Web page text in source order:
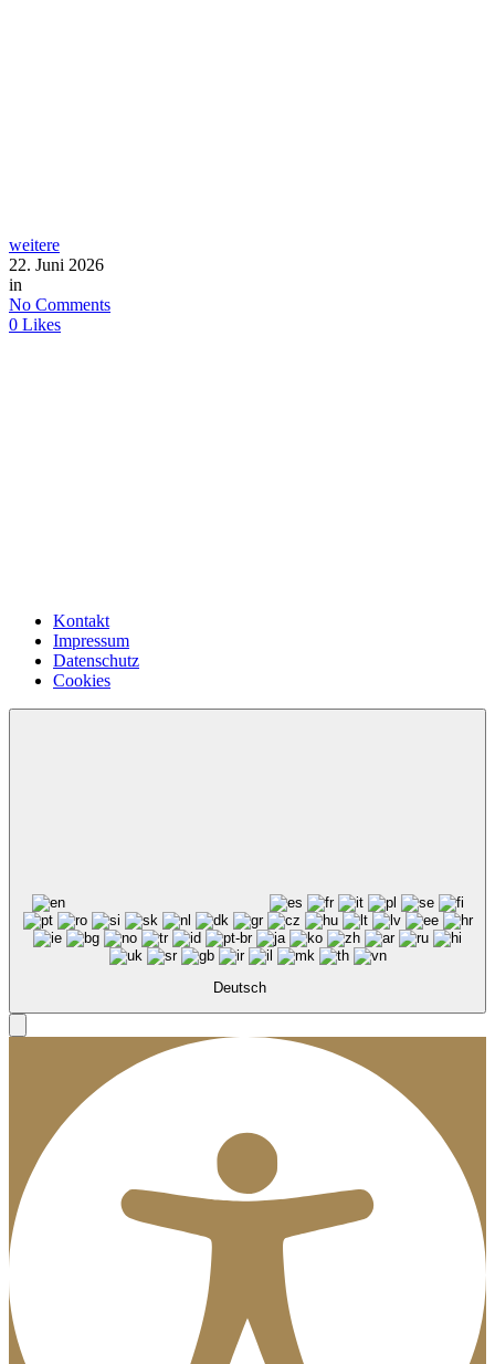
weitere
22. Juni 2026
in
No Comments
0 Likes
Kontakt
Impressum
Datenschutz
Cookies
Deutsch